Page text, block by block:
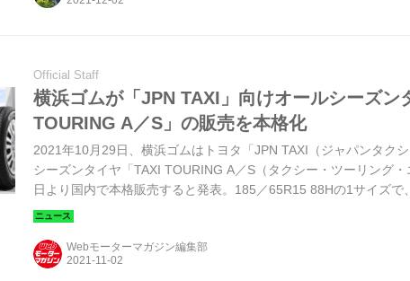
Official Staff
横浜ゴムが「JPN TAXI」向けオールシーズン
TOURING A／S」の販売を本格化
2021年10月29日、横浜ゴムはトヨタ「JPN TAXI（ジャパンタク
シーズンタイヤ「TAXI TOURING A／S（タクシー・ツーリング
日より国内で本格販売すると発表。185／65R15 88Hの1サイズで
Webモーターマガジン編集部